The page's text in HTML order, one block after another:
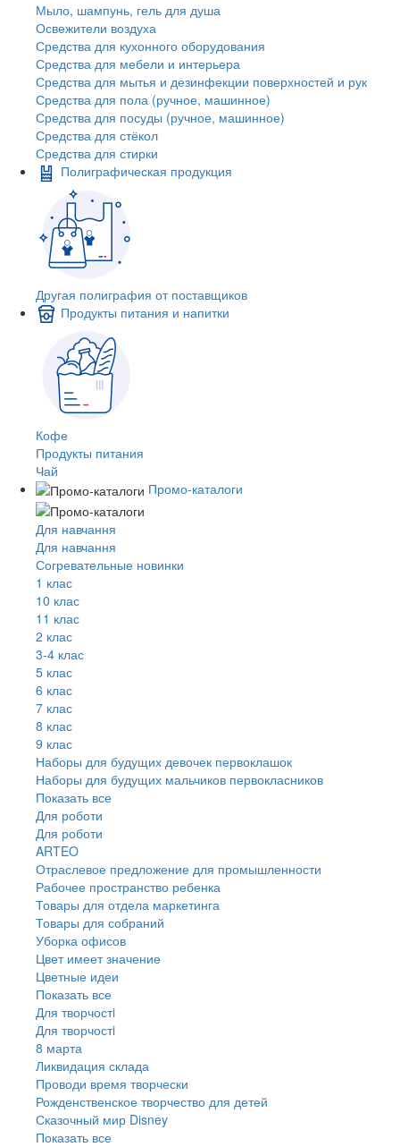
Мыло, шампунь, гель для душа
Освежители воздуха
Средства для кухонного оборудования
Средства для мебели и интерьера
Средства для мытья и дезинфекции поверхностей и рук
Средства для пола (ручное, машинное)
Средства для посуды (ручное, машинное)
Средства для стёкол
Средства для стирки
Полиграфическая продукция
Другая полиграфия от поставщиков
Продукты питания и напитки
Кофе
Продукты питания
Чай
Промо-каталоги
Для навчання
Для навчання
Согревательные новинки
1 клас
10 клас
11 клас
2 клас
3-4 клас
5 клас
6 клас
7 клас
8 клас
9 клас
Наборы для будущих девочек первоклашок
Наборы для будущих мальчиков первокласников
Показать все
Для роботи
Для роботи
ARTEO
Отраслевое предложение для промышленности
Рабочее пространство ребенка
Товары для отдела маркетинга
Товары для собраний
Уборка офисов
Цвет имеет значение
Цветные идеи
Показать все
Для творчостi
Для творчостi
8 марта
Ликвидация склада
Проводи время творчески
Рожденственское творчество для детей
Сказочный мир Disney
Показать все